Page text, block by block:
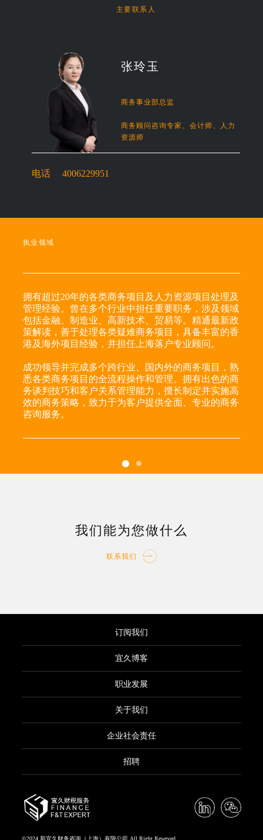
主要联系人
张玲玉
商务事业部总监
商务顾问咨询专家、会计师、人力
资源师
电话 4006229951
执业领域
拥有超过20年的各类商务项目及人力资源项目处理及
管理经验。曾在多个行业中担任重要职务，涉及领域
包括金融、制造业、高新技术、贸易等。精通最新政
策解读，善于处理各类疑难商务项目，具备丰富的香
港及海外项目经验，并担任上海落户专业顾问。
成功领导并完成多个跨行业、国内外的商务项目，熟
悉各类商务项目的全流程操作和管理。拥有出色的商
务谈判技巧和客户关系管理能力，擅长制定并实施高
效的商务策略，致力于为客户提供全面、专业的商务
咨询服务。
我们能为您做什么
联系我们
订阅我们
宜久博客
职业发展
关于我们
企业社会责任
招聘
©2024 新宜久财务咨询（上海）有限公司 All Right Reserved